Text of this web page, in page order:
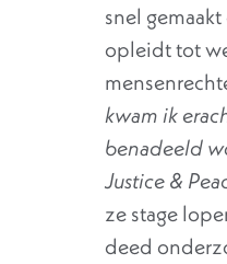
snel
opleidt tot
kwam ik
benadeeld
Justice &
ze stage
deed